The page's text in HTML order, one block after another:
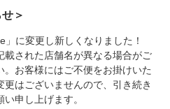
＞
に変更し新しくなりました！
された店舗名が異なる場合がご
お客様にはご不便をお掛けいた
更はございませんので、引き続き
申し上げます。